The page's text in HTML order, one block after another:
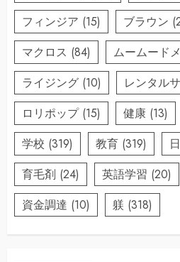
フィンジア (15) ブラウン
マクロス (84) ムームード
ライジング (10) レンタル
ロリポップ(15) 健康 (13)
学校 (319) 教育 (319)
育毛剤 (24) 英語学習 (20)
資金調達 (10) 躾 (318)